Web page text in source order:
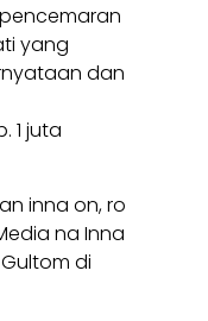
yang
dan
1 juta
inna on, ro
na Inna
di